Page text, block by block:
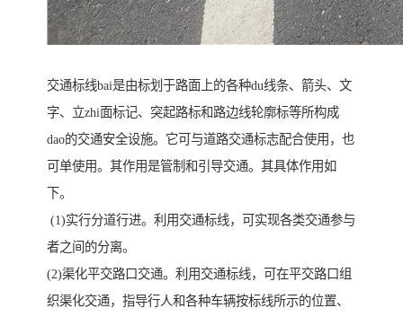
交通标线bai是由标划于路面上的各种du线条、箭头、文
字、立zhi面标记、突起路标和路边线轮廓标等所构成
dao的交通安全设施。它可与道路交通标志配合使用，也
可单使用。其作用是管制和引导交通。其具体作用如
下。
(1)实行分道行进。利用交通标线，可实现各类交通参与
者之间的分离。
(2)渠化平交路口交通。利用交通标线，可在平交路口组
织渠化交通，指导行人和各种车辆按标线所示的位置、